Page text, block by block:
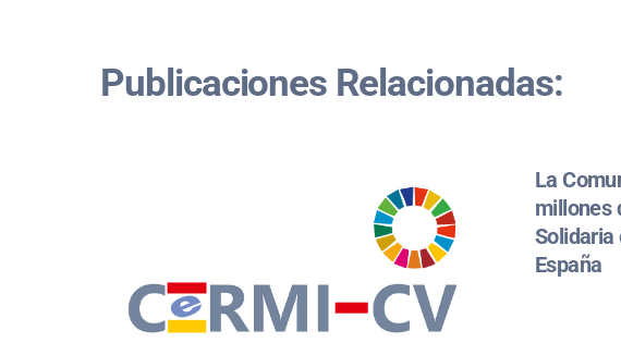
Publicaciones Relacionadas:
La
millones
Solidaria
España